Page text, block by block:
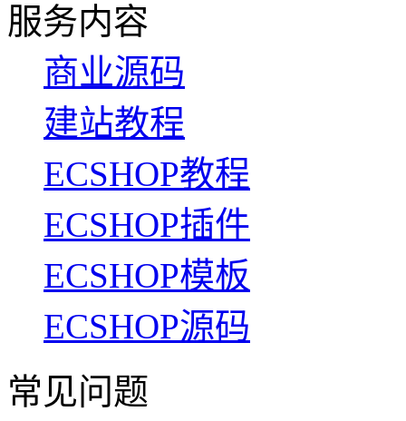
服务内容
商业源码
建站教程
ECSHOP教程
ECSHOP插件
ECSHOP模板
ECSHOP源码
常见问题